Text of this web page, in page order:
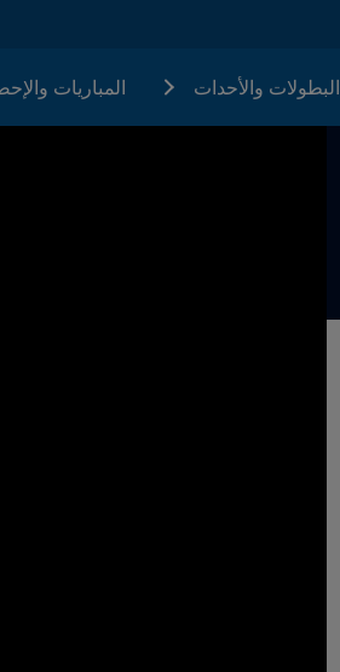
البطولات والأحدات المباريات